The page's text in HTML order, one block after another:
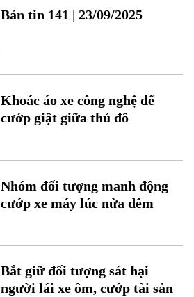
Bản tin 141 | 23/09/2025
Khoác áo xe công nghệ để
cướp giật giữa thủ đô
Nhóm đối tượng manh động
cướp xe máy lúc nửa đêm
Bắt giữ đối tượng sát hại
người lái xe ôm, cướp tài sản